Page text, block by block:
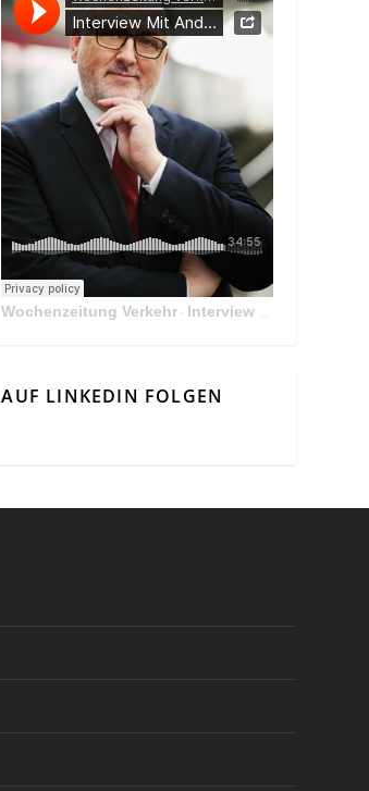
Wochenzeitung Verkehr · Interview Mit Andreas Matthä, CEO der ÖBB Holding
AUF LINKEDIN FOLGEN